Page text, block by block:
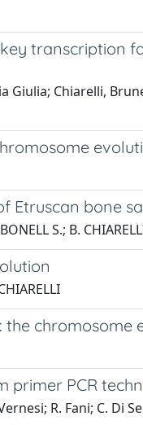
transcription
Giulia; Chiarelli,
Etruscan bone
S.; B.
chromosome
primer PCR
R. Fani; C. Di